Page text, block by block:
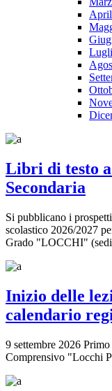
Libri di testo
Secondaria
Si pubblicano i
scolastico 2026/2027
Grado "LOCCHI"
Inizio delle
calendario
9 settembre 2026
Comprensivo "Locchi